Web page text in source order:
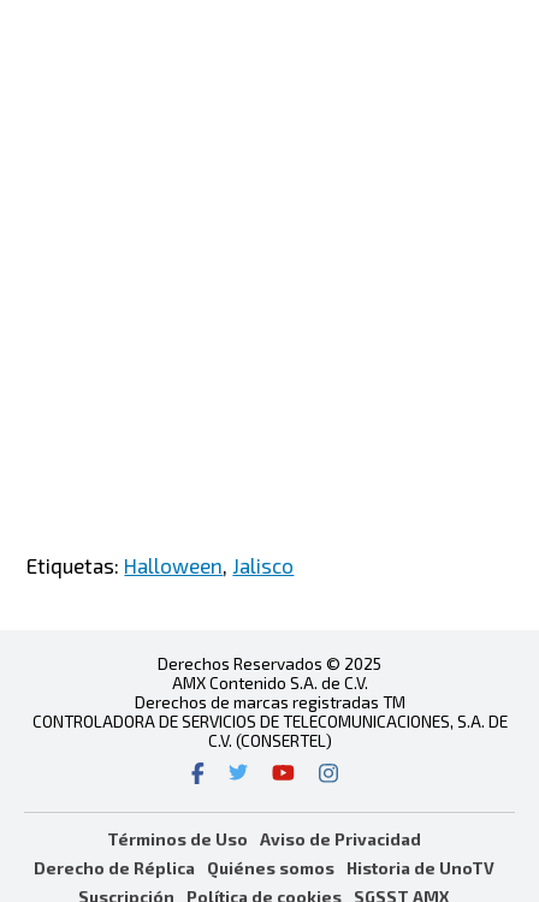
Etiquetas: Halloween Jalisco
Derechos Reservados © 2025
AMX Contenido S.A. de C.V.
Derechos de marcas registradas TM
CONTROLADORA DE SERVICIOS DE TELECOMUNICACIONES, S.A. DE
C.V. (CONSERTEL)
Términos de Uso
Aviso de Privacidad
Derecho de Réplica
Quiénes somos
Historia de UnoTV
Suscripción
Política de cookies SGSST AMX